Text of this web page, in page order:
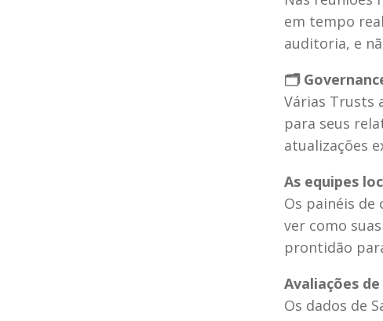
em tempo
auditoria, e
🗂️
Várias Trusts
para seus
atualizações
As equipes
Os painéis de
ver como
prontidão
Avaliações
Os dados de